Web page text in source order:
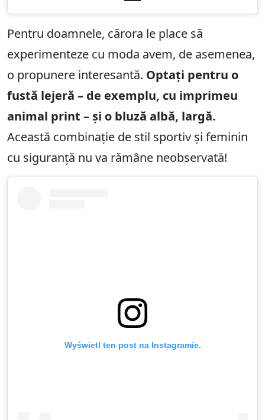
Pentru doamnele, cărora le place să
experimenteze cu moda avem, de asemenea,
o propunere interesantă. Optați pentru o
fustă lejeră – de exemplu, cu imprimeu
animal print – și o bluză albă, largă.
Această combinație de stil sportiv și feminin
cu siguranță nu va rămâne neobservată!
Wyświetl ten post na Instagramie.